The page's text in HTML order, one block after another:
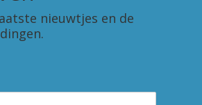
nieuwtjes en de